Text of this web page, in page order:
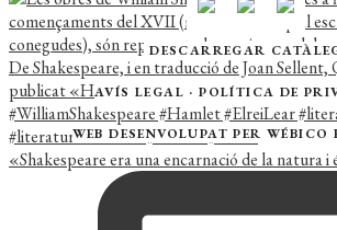
«Shakespeare era una encarnació de la natura i
DESCARREGAR
AVÍS LEGAL ·POLÍTICA DE
WEB DESENVOLUPAT PER WÉBICO